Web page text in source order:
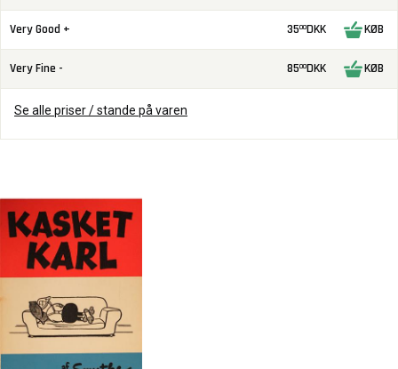
Very Good + 3500DKK KØB
Very Fine - 8500DKK KØB
Se alle priser / stande på varen